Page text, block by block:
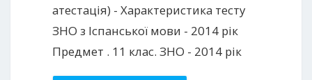
атестація) - Характеристика тесту
ЗНО з Іспанської мови - 2014 рік
Предмет . 11 клас. ЗНО - 2014 рік